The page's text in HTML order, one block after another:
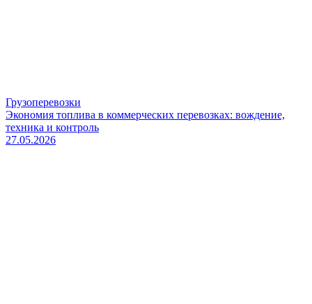
Грузоперевозки
Экономия топлива в коммерческих перевозках: вождение,
техника и контроль
27.05.2026